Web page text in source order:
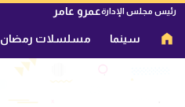
رئيس مجلس الإدارةعمرو عامر
سينما مسلسلات رمضان 2026